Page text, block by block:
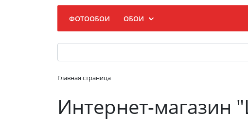
ФОТООБОИ ОБОИ
Главная страница
Интернет-магазин